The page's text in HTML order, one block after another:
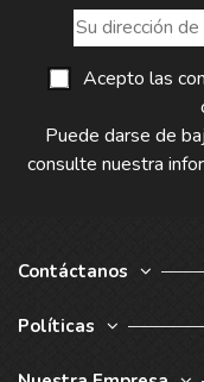
Acepto las
Puede darse de
consulte nuestra
Contáctanos
Políticas